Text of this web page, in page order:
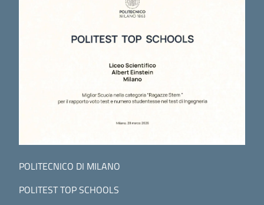
POLITECNICO DI MILANO
POLITEST TOP SCHOOLS